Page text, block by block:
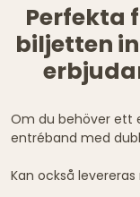
Perfekta
biljetten
Om du behöver ett
entréband med
Kan också levereras